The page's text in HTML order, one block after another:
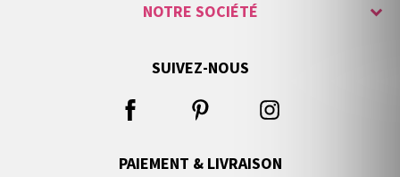
NOTRE SOCIÉTÉ
SUIVEZ-NOUS
PAIEMENT & LIVRAISON